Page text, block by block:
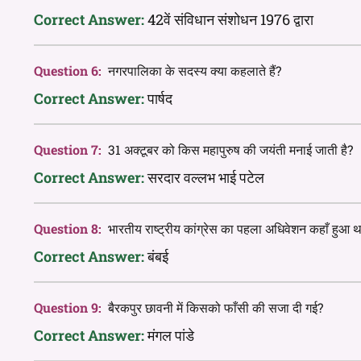
Correct Answer:42वें संविधान संशोधन 1976 द्वारा
Question 6: नगरपालिका के सदस्य क्या कहलाते हैं?
Correct Answer:पार्षद
Question 7: 31 अक्टूबर को किस महापुरुष की जयंती मनाई जाती है?
Correct Answer:सरदार वल्लभ भाई पटेल
Question 8: भारतीय राष्ट्रीय कांग्रेस का पहला अधिवेशन कहाँ हुआ
Correct Answer:बंबई
Question 9: बैरकपुर छावनी में किसको फाँसी की सजा दी गई?
Correct Answer:मंगल पांडे